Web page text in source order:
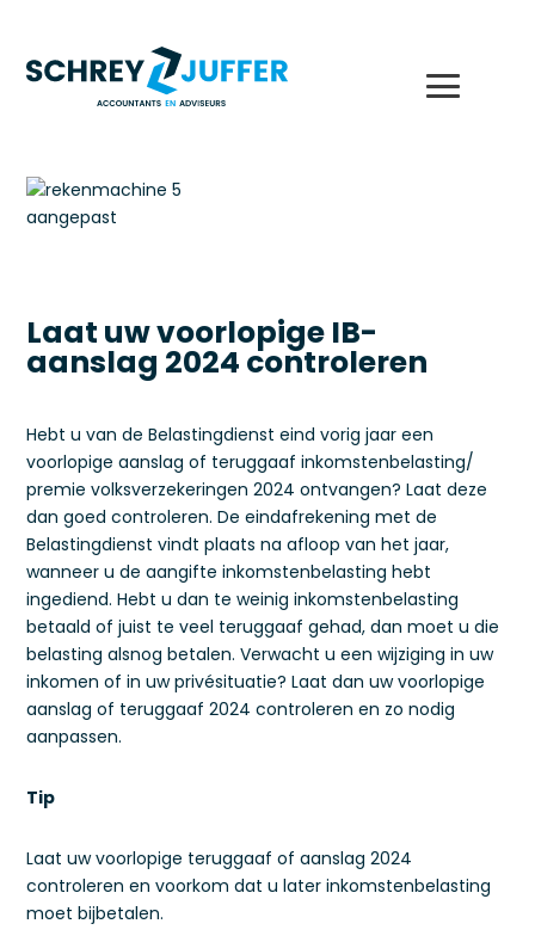
Laat uw voorlopige IB-
aanslag 2024 controleren
Hebt u van de Belastingdienst eind vorig jaar een
voorlopige aanslag of teruggaaf inkomstenbelasting/
premie volksverzekeringen 2024 ontvangen? Laat deze
dan goed controleren. De eindafrekening met de
Belastingdienst vindt plaats na afloop van het jaar,
wanneer u de aangifte inkomstenbelasting hebt
ingediend. Hebt u dan te weinig inkomstenbelasting
betaald of juist te veel teruggaaf gehad, dan moet u die
belasting alsnog betalen. Verwacht u een wijziging in uw
inkomen of in uw privésituatie? Laat dan uw voorlopige
aanslag of teruggaaf 2024 controleren en zo nodig
aanpassen.
Tip
Laat uw voorlopige teruggaaf of aanslag 2024
controleren en voorkom dat u later inkomstenbelasting
moet bijbetalen.